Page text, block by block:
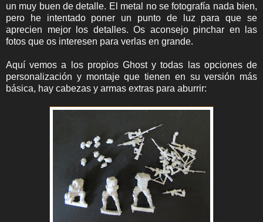
un muy buen de detalle. El metal no se fotografía nada bien,
pero he intentado poner un punto de luz para que se
aprecien mejor los detalles. Os aconsejo pinchar en las
fotos que os interesen para verlas en grande.
Aquí vemos a los propios Ghost y todas las opciones de
personalización y montaje que tienen en su versión más
básica, hay cabezas y armas extras para aburrir: